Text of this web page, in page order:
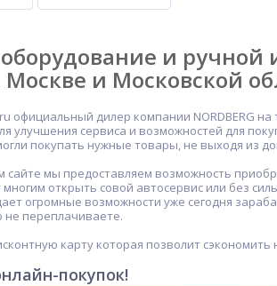
и
Москве и Московской
официальный дилер компании NORDBERG
улучшения сервиса и возможностей для
покупать нужные товары, не выходя из
мы предоставляем возможность
открыть совой автосервис или без
огромные возможности уже сегодня
не переплачиваете.
карту которая позволит сэкономить
покупок!